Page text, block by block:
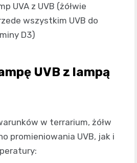
UVA z UVB (żółwie
wszystkim UVB do
D3)
UVB z lampą
w terrarium, żółw
promieniowania UVB, jak i